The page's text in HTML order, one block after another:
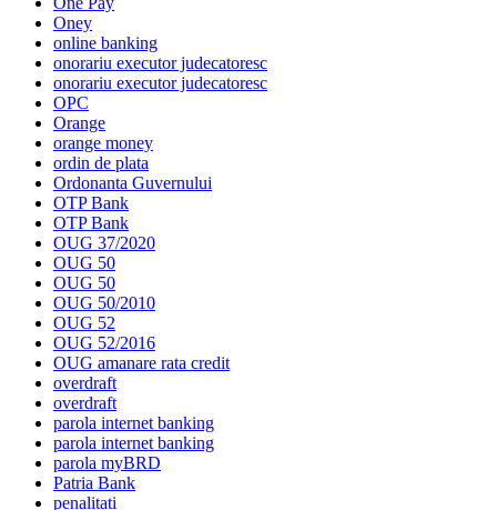
Oney
online banking
onorariu executor judecatoresc
onorariu executor judecatoresc
OPC
Orange
orange money
ordin de plata
Ordonanta Guvernului
OTP Bank
OTP Bank
OUG 37/2020
OUG 50
OUG 50
OUG 50/2010
OUG 52
OUG 52/2016
OUG amanare rata credit
overdraft
overdraft
parola internet banking
parola internet banking
parola myBRD
Patria Bank
penalitati